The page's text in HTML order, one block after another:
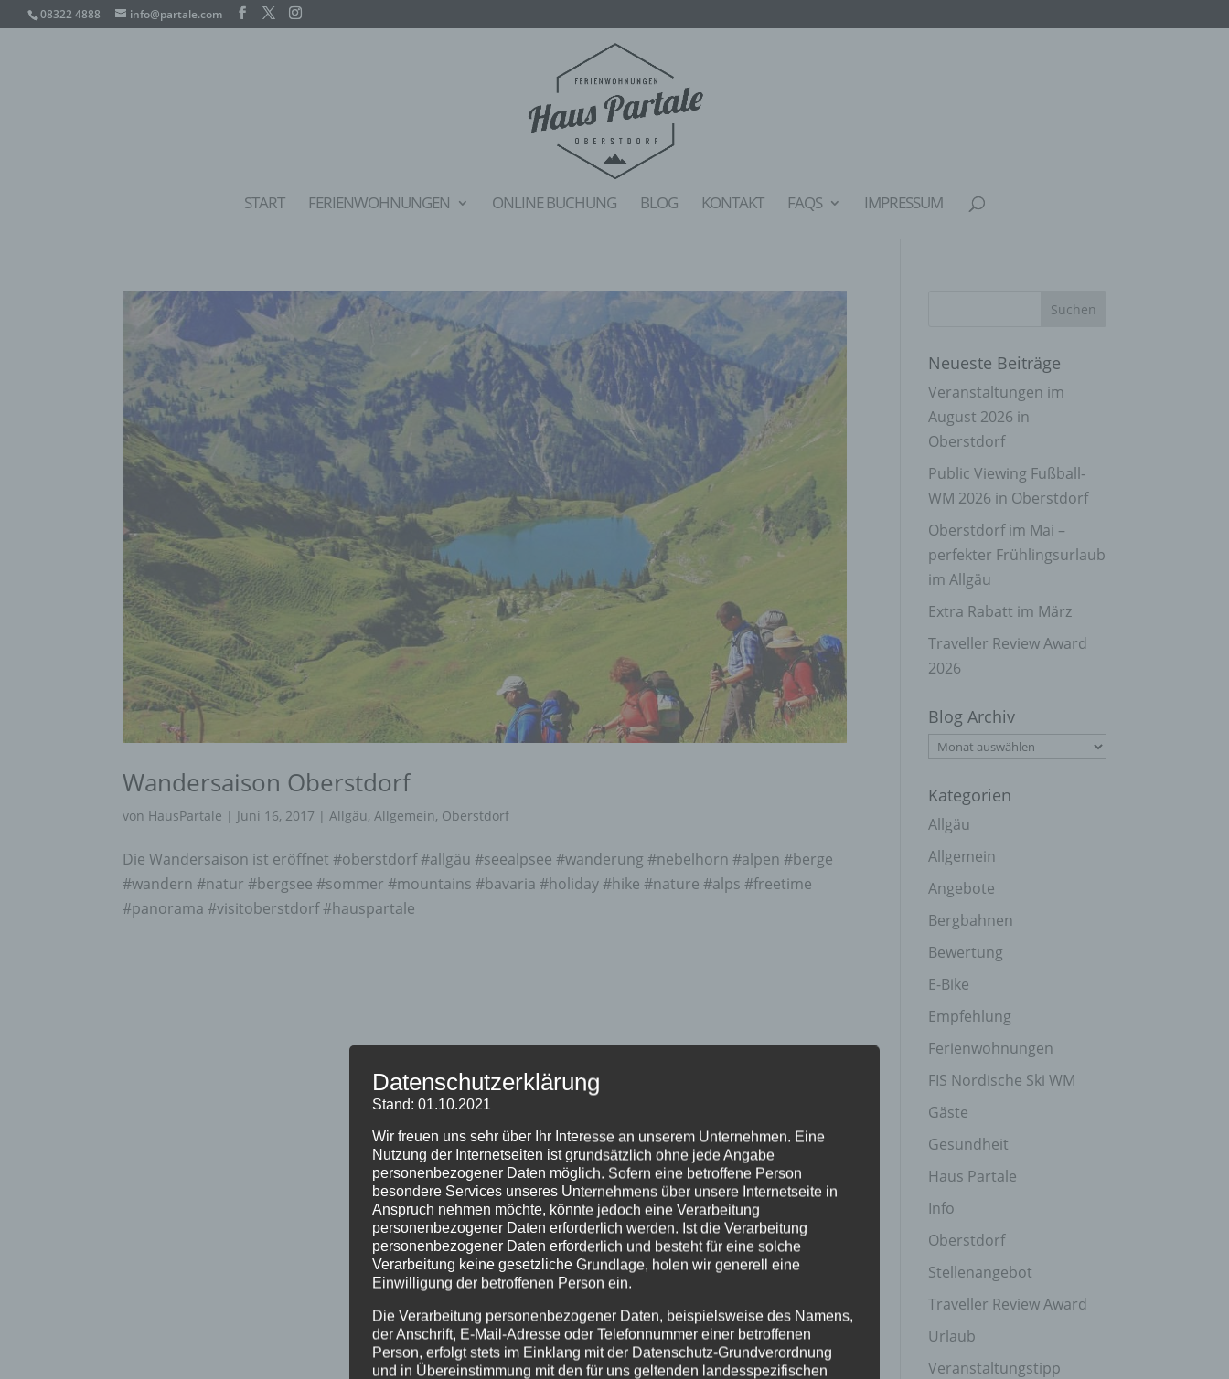
08322 4888 info@partale.com
START FERIENWOHNUNGEN ONLINE BUCHUNG BLOG KONTAKT FAQS IMPRESSUM
Wandersaison Oberstdorf
von HausPartale | Juni 16, 2017 | Allgäu, Allgemein, Oberstdorf
Die Wandersaison ist eröffnet #oberstdorf #allgäu #seealpsee #wanderung #nebelhorn #alpen #berge
#wandern #natur #bergsee #sommer #mountains #bavaria #holiday #hike #nature #alps #freetime
#panorama #visitoberstdorf #hauspartale
Neueste Beiträge
Veranstaltungen im
August 2026 in
Oberstdorf
Public Viewing Fußball-
WM 2026 in Oberstdorf
Oberstdorf im Mai –
perfekter Frühlingsurlaub
im Allgäu
Extra Rabatt im März
Traveller Review Award
2026
Blog Archiv
Blog
Kategorien
Allgäu
Allgemein
Angebote
Bergbahnen
Bewertung
E-Bike
Empfehlung
Ferienwohnungen
FIS Nordische Ski WM
Gäste
Gesundheit
Haus Partale
Info
Oberstdorf
Stellenangebot
Traveller Review Award
Urlaub
Veranstaltungstipp
Datenschutzerklärung
Stand: 01.10.2021
Wir freuen uns sehr über Ihr Interesse an unserem Unternehmen. Eine
Nutzung der Internetseiten ist grundsätzlich ohne jede Angabe
personenbezogener Daten möglich. Sofern eine betroffene Person
besondere Services unseres Unternehmens über unsere Internetseite in
Anspruch nehmen möchte, könnte jedoch eine Verarbeitung
personenbezogener Daten erforderlich werden. Ist die Verarbeitung
personenbezogener Daten erforderlich und besteht für eine solche
Verarbeitung keine gesetzliche Grundlage, holen wir generell eine
Einwilligung der betroffenen Person ein.
Die Verarbeitung personenbezogener Daten, beispielsweise des Namens,
der Anschrift, E-Mail-Adresse oder Telefonnummer einer betroffenen
Person, erfolgt stets im Einklang mit der Datenschutz-Grundverordnung
und in Übereinstimmung mit den für uns geltenden landesspezifischen